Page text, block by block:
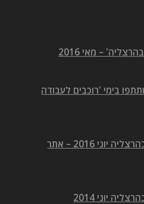
– מאי 2016
בימי 'רוכבים לעבודה
יום רוכבים לעבודה בהרצליה יוני 2016 – אתר
יוני 2014